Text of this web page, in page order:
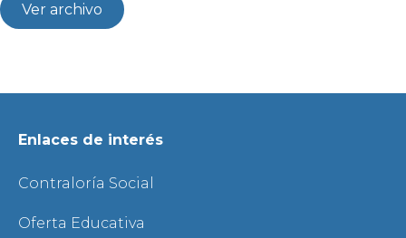
Ver archivo
Enlaces de interés
Contraloría Social
Oferta Educativa